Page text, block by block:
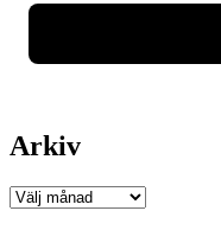
Arkiv
Arkiv